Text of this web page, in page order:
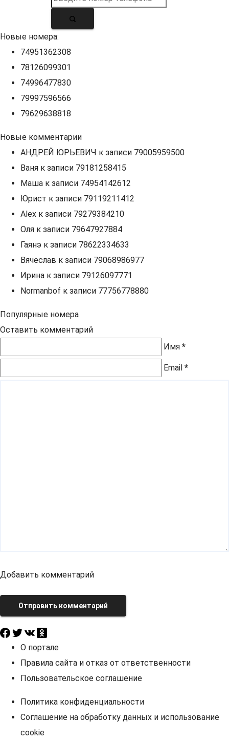
Новые номера:
74951362308
78126099301
74996477830
79997596566
79629638818
Новые комментарии
АНДРЕЙ ЮРЬЕВИЧ к записи 79005959500
Ваня к записи 79181258415
Маша к записи 74954142612
Юрист к записи 79119211412
Alex к записи 79279384210
Оля к записи 79647927884
Гаянэ к записи 78622334633
Вячеслав к записи 79068986977
Ирина к записи 79126097771
Normanbof к записи 77756778880
Популярные номера
Оставить комментарий
Имя *
Email *
Добавить комментарий
Отправить комментарий
О портале
Правила сайта и отказ от ответственности
Пользовательское соглашение
Политика конфиденциальности
Соглашение на обработку данных и использование
cookie